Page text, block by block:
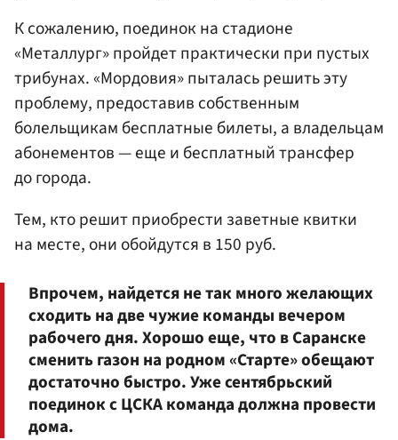
К сожалению, поединок на стадионе
«Металлург» пройдет практически при пустых
трибунах. «Мордовия» пыталась решить эту
проблему, предоставив собственным
болельщикам бесплатные билеты, а владельцам
абонементов — еще и бесплатный трансфер
до города.
Тем, кто решит приобрести заветные квитки
на месте, они обойдутся в 150 руб.
Впрочем, найдется не так много желающих
сходить на две чужие команды вечером
рабочего дня. Хорошо еще, что в Саранске
сменить газон на родном «Старте» обещают
достаточно быстро. Уже сентябрьский
поединок с ЦСКА команда должна провести
дома.